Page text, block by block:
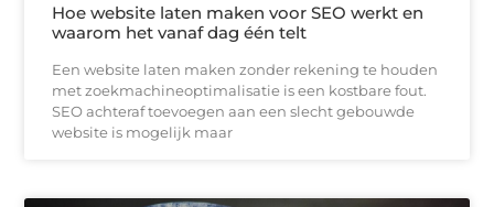
Hoe website laten maken voor SEO werkt en
waarom het vanaf dag één telt
Een website laten maken zonder rekening te houden
met zoekmachineoptimalisatie is een kostbare fout.
SEO achteraf toevoegen aan een slecht gebouwde
website is mogelijk maar